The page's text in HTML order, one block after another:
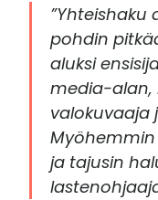
”Yhteishaku
pohdin
aluksi
media-alan,
valokuvaaja
ja tajusin